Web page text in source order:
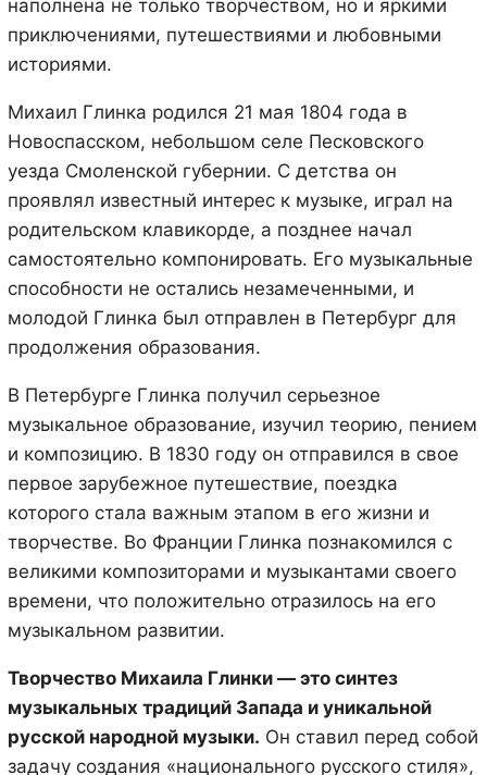
наполнена не только творчеством, но и яркими
приключениями, путешествиями и любовными
историями.
Михаил Глинка родился 21 мая 1804 года в
Новоспасском, небольшом селе Песковского
уезда Смоленской губернии. С детства он
проявлял известный интерес к музыке, играл на
родительском клавикорде, а позднее начал
самостоятельно компонировать. Его музыкальные
способности не остались незамеченными, и
молодой Глинка был отправлен в Петербург для
продолжения образования.
В Петербурге Глинка получил серьезное
музыкальное образование, изучил теорию, пением
и композицию. В 1830 году он отправился в свое
первое зарубежное путешествие, поездка
которого стала важным этапом в его жизни и
творчестве. Во Франции Глинка познакомился с
великими композиторами и музыкантами своего
времени, что положительно отразилось на его
музыкальном развитии.
Творчество Михаила Глинки — это синтез
музыкальных традиций Запада и уникальной
русской народной музыки. Он ставил перед собой
задачу создания «национального русского стиля»,